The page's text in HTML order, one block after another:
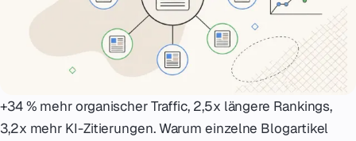
hello@zenku.studio
+34 % mehr organischer Traffic, 2,5x längere Rankings,
3,2x mehr KI-Zitierungen. Warum einzelne Blogartikel